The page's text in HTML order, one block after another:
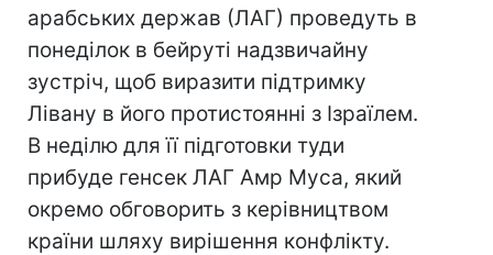
арабських держав (ЛАГ) проведуть в
понеділок в бейруті надзвичайну
зустріч, щоб виразити підтримку
Лівану в його протистоянні з Ізраїлем.
В неділю для її підготовки туди
прибуде генсек ЛАГ Амр Муса, який
окремо обговорить з керівництвом
країни шляху вирішення конфлікту.